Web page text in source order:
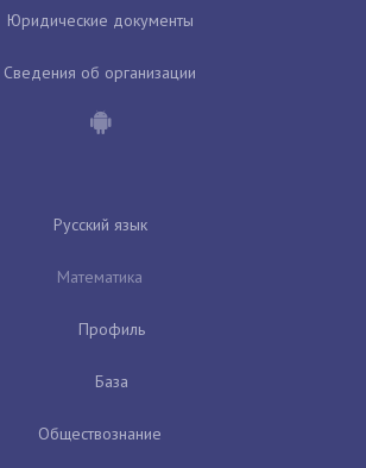
Юридические документы
Сведения об организации
Русский язык
Математика
Профиль
База
Обществознание